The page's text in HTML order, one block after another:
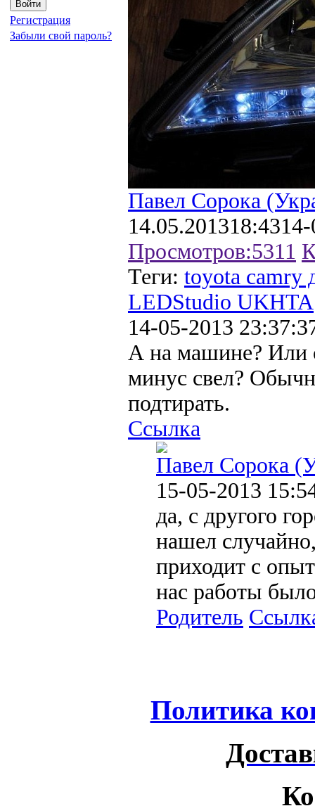
Регистрация
Забыли свой пароль?
Павел Сорока
14.05.201318:43
Просмотров:5311
Теги: toyota camry
LEDStudio UKHTA
14-05-2013
А на машине? Или
минус свел?
подтирать.
Ссылка
Павел Сорока
15-05-2013
да, с другого
нашел
приходит с
нас работы
Родитель
Политика